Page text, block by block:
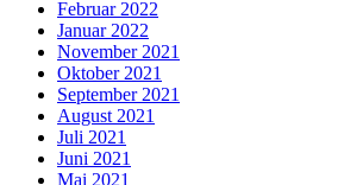
Februar 2022
Januar 2022
November 2021
Oktober 2021
September 2021
August 2021
Juli 2021
Juni 2021
Mai 2021